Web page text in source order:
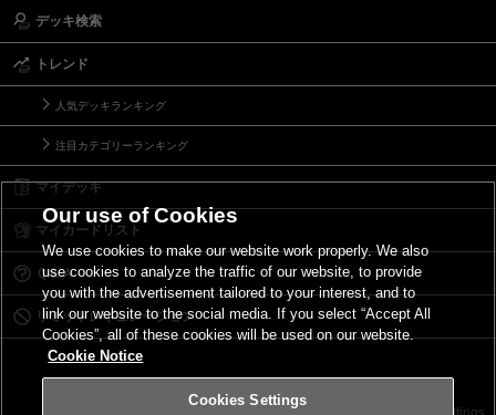
デッキ検索
トレンド
人気デッキランキング
注目カテゴリーランキング
マイデッキ
マイカードリスト
Ｑ＆Ａ
リミットレギュレーション
Our use of Cookies
We use cookies to make our website work properly. We also
use cookies to analyze the traffic of our website, to provide
you with the advertisement tailored to your interest, and to
link our website to the social media. If you select “Accept All
Cookies”, all of these cookies will be used on our website.
Cookie Notice
Cookies Settings